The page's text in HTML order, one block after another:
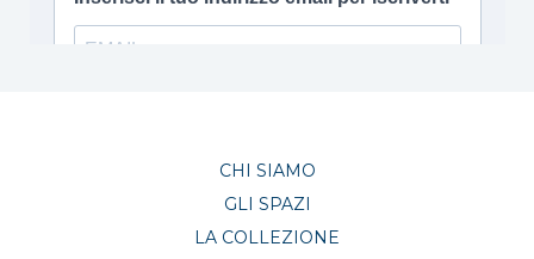
CHI SIAMO
GLI SPAZI
LA COLLEZIONE